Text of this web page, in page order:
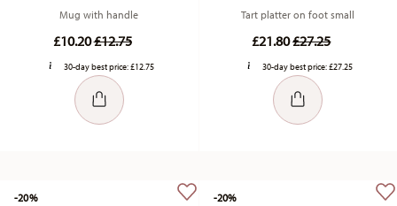
Mug with handle
£10.20Price reduced from
£12.75to
30-day best price:£12.75
Tart platter on foot small
£21.80Price reduced
£27.25to
30-day best price:£27.25
-20% -20%